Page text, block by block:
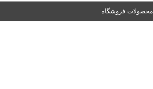
محصولات فروشگاه